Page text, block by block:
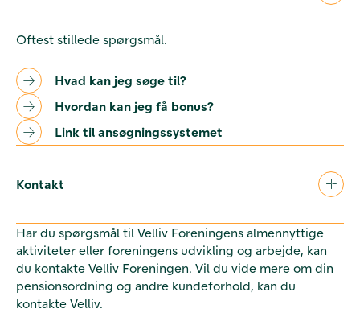
Oftest stillede spørgsmål.
Hvad kan jeg søge til?
Hvordan kan jeg få bonus?
Link til ansøgningssystemet
Kontakt
Har du spørgsmål til Velliv Foreningens almennyttige
aktiviteter eller foreningens udvikling og arbejde, kan
du kontakte Velliv Foreningen. Vil du vide mere om din
pensionsordning og andre kundeforhold, kan du
kontakte Velliv.